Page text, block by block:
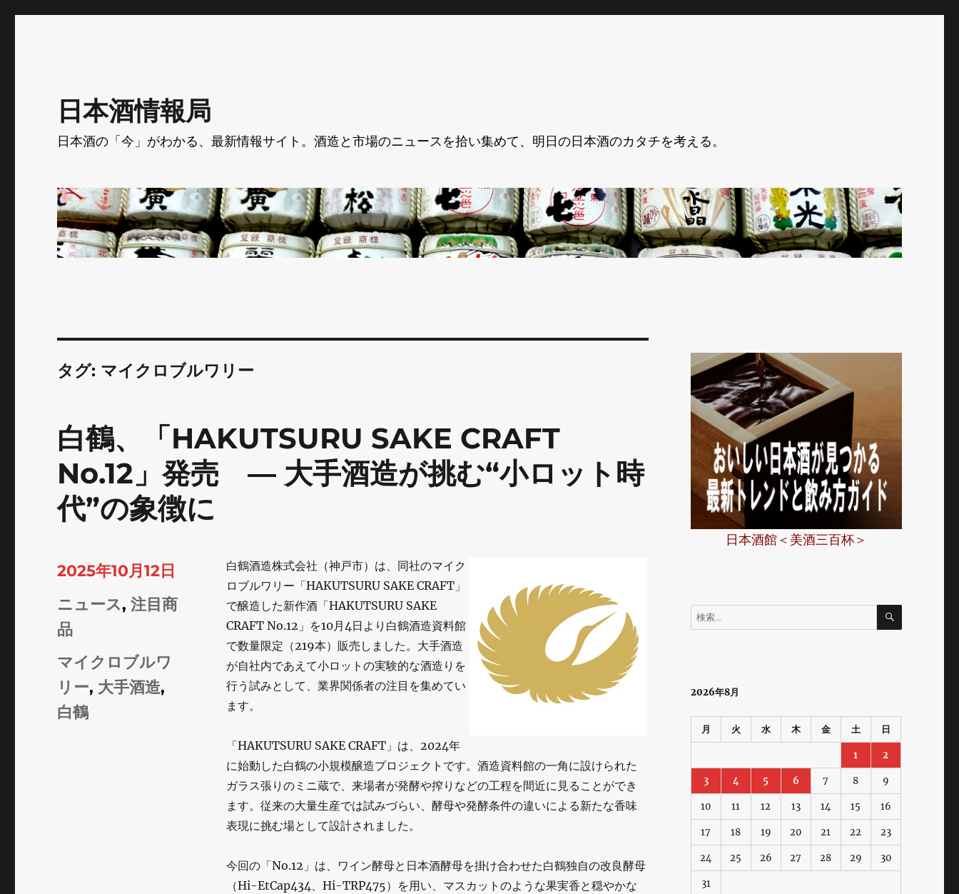
日本酒情報局
日本酒の「今」がわかる、最新情報サイト。酒造と市場のニュースを拾い集めて、明日の日本酒のカタチを考える。
タグ: マイクロブルワリー
白鶴、「HAKUTSURU SAKE CRAFT
No.12」発売 ― 大手酒造が挑む“小ロット時
代”の象徴に
白鶴酒造株式会社（神戸市）は、同社のマイク
ロブルワリー「HAKUTSURU SAKE CRAFT」
で醸造した新作酒「HAKUTSURU SAKE
CRAFT No.12」を10月4日より白鶴酒造資料館
で数量限定（219本）販売しました。大手酒造
が自社内であえて小ロットの実験的な酒造りを
行う試みとして、業界関係者の注目を集めてい
ます。
「HAKUTSURU SAKE CRAFT」は、2024年
に始動した白鶴の小規模醸造プロジェクトです。酒造資料館の一角に設けられた
ガラス張りのミニ蔵で、来場者が発酵や搾りなどの工程を間近に見ることができ
ます。従来の大量生産では試みづらい、酵母や発酵条件の違いによる新たな香味
表現に挑む場として設計されました。
今回の「No.12」は、ワイン酵母と日本酒酵母を掛け合わせた白鶴独自の改良酵母
（Hi-EtCap434、Hi-TRP475）を用い、マスカットのような果実香と穏やかな
投
稿
日:
2025年10月12日
カ
テ
ゴ
リ
ー
ニュース,注目商
品
タ
グ
マイクロブルワ
リー, 大手酒造,
白鶴
日本酒館＜美酒三百杯＞
検
索:
検
2026年8月
月 火 水 木 金 土 日
1 2
3 4 5 6 7 8 9
10 11 12 13 14 15 16
17 18 19 20 21 22 23
24 25 26 27 28 29 30
31